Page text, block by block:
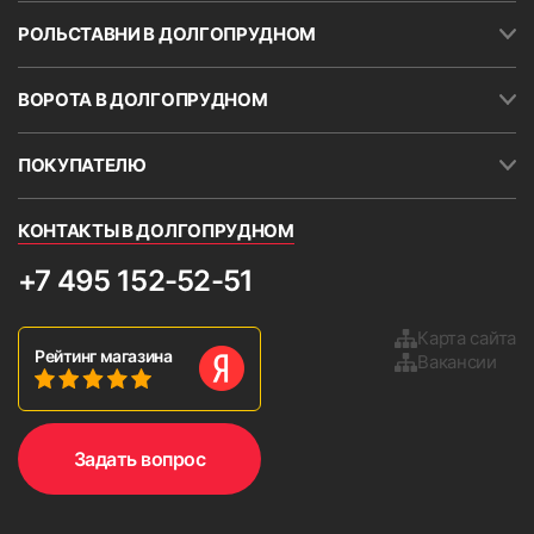
значение. Кассету и направляющие можно
устанавливать на скотч (поставляется в
комплекте с жалюзи). Скотч также наклеен на
короб шириной около 30 мм. в верхней части
кассеты.
непрямоугольные.
Важное условие.
откос расположен очень
сокращать угол открытия
створки. Кроме того, возможно
повреждение рулонных
жалюзи при сильном
открывании створки.
9. Установить боковые крышки и проверьте работу
изделия, опустив и подняв ткань 2-3 раза.
РОЛЬСТАВНИ В ДОЛГОПРУДНОМ
ВОРОТА В ДОЛГОПРУДНОМ
ПОКУПАТЕЛЮ
КОНТАКТЫ В ДОЛГОПРУДНОМ
+7 495 152-52-51
Рейтинг магазина
Карта сайта
Вакансии
Задать вопрос